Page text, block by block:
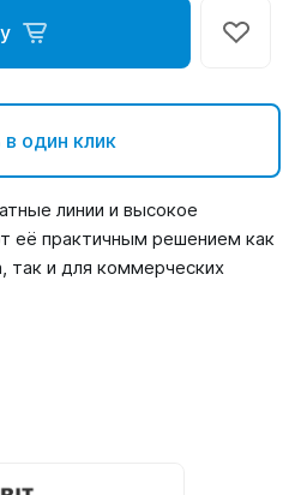
в один клик
линии и высокое
её практичным решением как
так и для коммерческих